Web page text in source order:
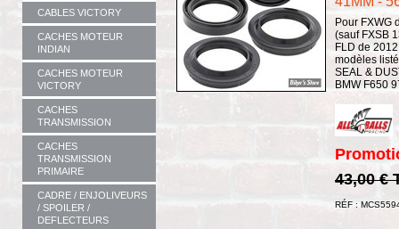
CABLES VICTORY
CACHES MOTEUR
INDIAN
CACHES MOTEUR
VICTORY
CACHES
TRANSMISSION
CACHES
TRANSMISSION
PRIMAIRE
CADRE / ENJOLIVEURS
/ SPOILER /
DEFLECTEURS
Pour FXWG
(sauf FXSB
FLD de
modèles
SEAL &
BMW F650
43,00 €
RÉF :